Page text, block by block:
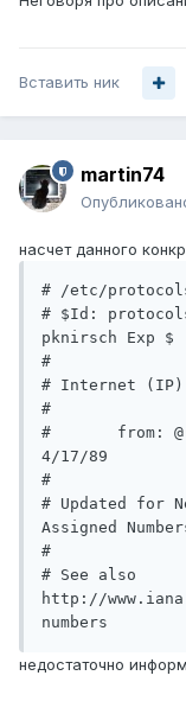
Вставить ник
martin74
насчет данного
# /etc/
# $Id:
pknirsch Exp $
#
# Internet (IP)
#
#       from:
4/17/89
#
# Updated for
Assigned
#
# See also
http://
numbers
недостаточно